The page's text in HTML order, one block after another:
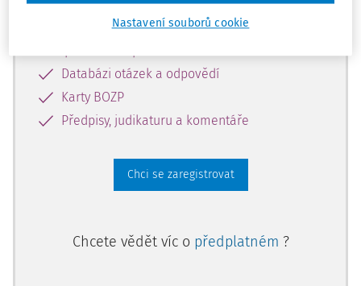
Informacím z oblasti BOZP, PO a
Databázi otázek a odpovědí
Karty BOZP
Předpisy, judikaturu a komentáře
Chci se zaregistrovat
Chcete vědět víc o předplatném ?
Nastavení souborů cookie